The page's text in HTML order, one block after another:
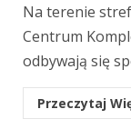
Na terenie
Centrum
odbywają się
Przeczytaj